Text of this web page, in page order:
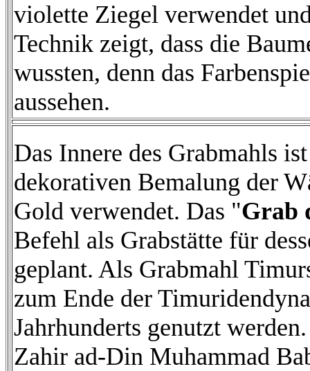
violette Ziegel verwendet
Technik zeigt, dass die
wussten, denn das
aussehen.
Das Innere des Grabmahls
dekorativen Bemalung der
Gold verwendet. Das "Grab
Befehl als Grabstätte für
geplant. Als Grabmahl
zum Ende der
Jahrhunderts genutzt
Zahir ad-Din Muhammad